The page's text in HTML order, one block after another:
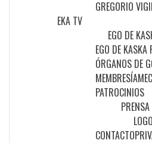
GREGORIO
EKA TV
EGO DE
EGO DE KASKA
ÓRGANOS DE
MEMBRESÍA
PATROCINIOS
PRENSA
CONTACTO